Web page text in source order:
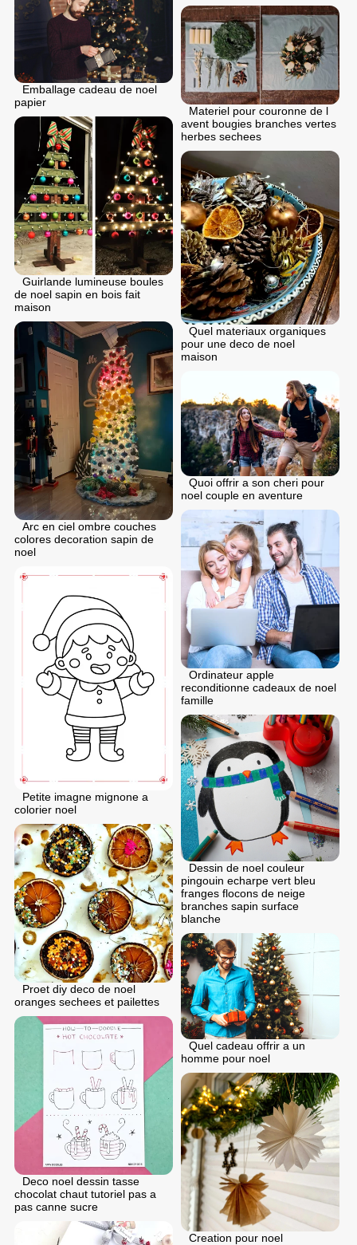
Emballage cadeau de noel
papier
Materiel pour couronne de l
avent bougies branches vertes
herbes sechees
Guirlande lumineuse boules
de noel sapin en bois fait
maison
Quel materiaux organiques
pour une deco de noel
maison
Arc en ciel ombre couches
colores decoration sapin de
noel
Quoi offrir a son cheri pour
noel couple en aventure
Ordinateur apple
reconditionne cadeaux de noel
famille
Petite imagne mignone a
colorier noel
Dessin de noel couleur
pingouin echarpe vert bleu
franges flocons de neige
branches sapin surface
blanche
Proet diy deco de noel
oranges sechees et pailettes
Quel cadeau offrir a un
homme pour noel
Deco noel dessin tasse
chocolat chaut tutoriel pas a
pas canne sucre
Creation pour noel